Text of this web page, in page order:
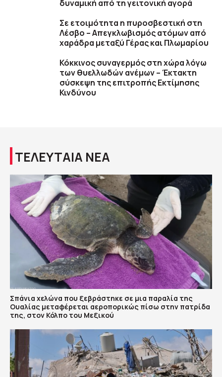
δυναμική από τη γειτονική αγορά
Σε ετοιμότητα η πυροσβεστική στη
Λέσβο – Απεγκλωβισμός ατόμων από
χαράδρα μεταξύ Γέρας και Πλωμαρίου
Κόκκινος συναγερμός στη χώρα λόγω
των θυελλωδών ανέμων – Έκτακτη
σύσκεψη της επιτροπής Εκτίμησης
Κινδύνου
ΤΕΛΕΥΤΑΙΑ ΝΕΑ
Σπάνια χελώνα που ξεβράστηκε σε μια παραλία της
Ουαλίας μεταφέρεται αεροπορικώς πίσω στην πατρίδα
της, στον Κόλπο του Μεξικού